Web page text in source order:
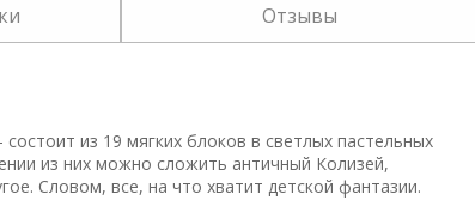
Отзывы
состоит из 19 мягких блоков в светлых пастельных
из них можно сложить античный Колизей,
Словом, все, на что хватит детской фантазии.